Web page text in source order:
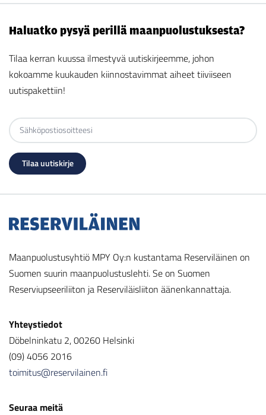
Haluatko pysyä perillä maanpuolustuksesta?
Tilaa kerran kuussa ilmestyvä uutiskirjeemme, johon
kokoamme kuukauden kiinnostavimmat aiheet tiiviiseen
uutispakettiin!
Maanpuolustusyhtiö MPY Oy:n kustantama Reserviläinen on
Suomen suurin maanpuolustuslehti. Se on Suomen
Reserviupseeriliiton ja Reserviläisliiton äänenkannattaja.
Yhteystiedot
Döbelninkatu 2, 00260 Helsinki
(09) 4056 2016
toimitus@reservilainen.fi
Seuraa meitä